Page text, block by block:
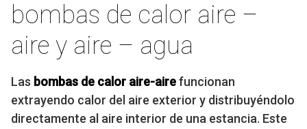
bombas de calor aire –
aire y aire – agua
Las bombas de calor aire-airefuncionan
extrayendo calor del aire exterior y distribuyéndolo
directamente al aire interior de una estancia. Este